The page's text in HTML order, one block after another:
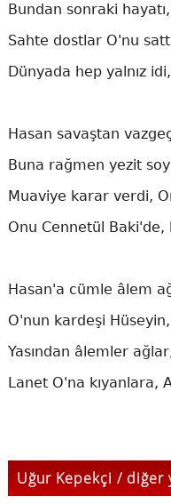
Bundan sonraki
Sahte dostlar O'nu
Dünyada hep yalnız
Hasan savaştan
Buna rağmen yezit
Muaviye karar verdi,
Onu Cennetül
Hasan'a cümle âlem
O'nun kardeşi
Yasından âlemler
Lanet O'na kıyanlara,
Uğur Kepekçi / diğer